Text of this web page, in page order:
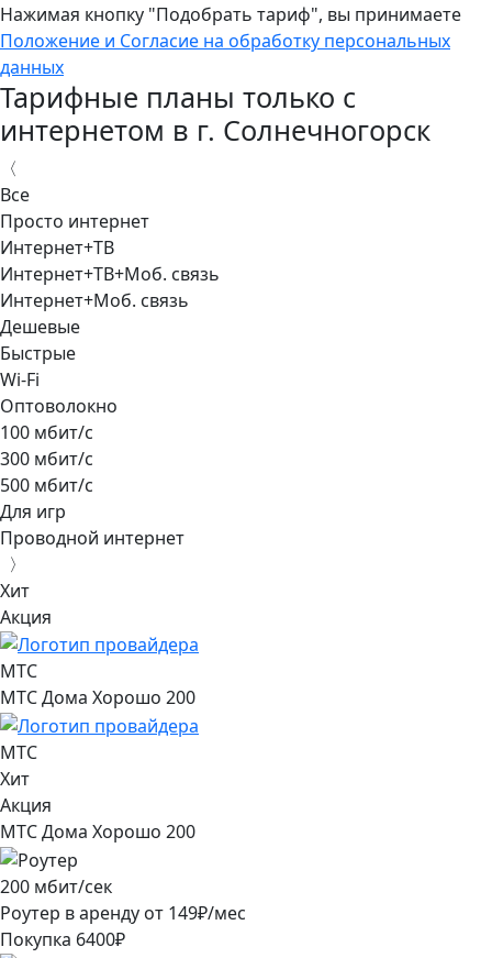
Нажимая кнопку "Подобрать тариф", вы принимаете
Положение и Согласие на обработку персональных
данных
Тарифные планы только с
интернетом в г. Солнечногорск
〈
Все
Просто интернет
Интернет+ТВ
Интернет+ТВ+Моб. связь
Интернет+Моб. связь
Дешевые
Быстрые
Wi-Fi
Оптоволокно
100 мбит/с
300 мбит/с
500 мбит/с
Для игр
Проводной интернет
〉
Хит
Акция
МТС
МТС Дома Хорошо 200
МТС
Хит
Акция
МТС Дома Хорошо 200
200 мбит/сек
Роутер в аренду от 149₽/мес
Покупка 6400₽